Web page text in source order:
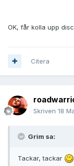
OK, får kolla upp
Citera
Skriven 18
Grim sa:
Tackar, tackar